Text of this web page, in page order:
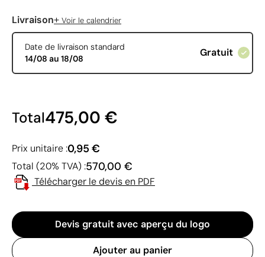
Livraison+ Voir le calendrier
Date de livraison standard
14/08 au 18/08
Gratuit
Total475,00 €
Prix unitaire :0,95 €
Total (20% TVA) :570,00 €
Télécharger le devis en PDF
Devis gratuit avec aperçu du logo
Ajouter au panier